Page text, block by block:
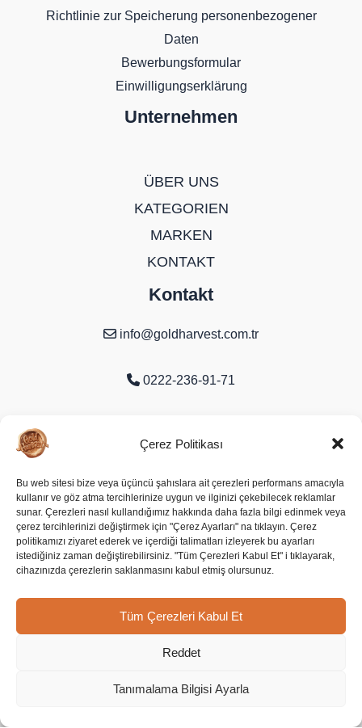
Çerez Politikası
Bu web sitesi bize veya üçüncü şahıslara ait çerezleri performans amacıyla
kullanır ve göz atma tercihlerinize uygun ve ilginizi çekebilecek reklamlar
sunar. Çerezleri nasıl kullandığımız hakkında daha fazla bilgi edinmek veya
çerez tercihlerinizi değiştirmek için "Çerez Ayarları" na tıklayın. Çerez
politikamızı ziyaret ederek ve içerdiği talimatları izleyerek bu ayarları
istediğiniz zaman değiştirebilirsiniz. "Tüm Çerezleri Kabul Et" i tıklayarak,
cihazınızda çerezlerin saklanmasını kabul etmiş olursunuz.
Tüm Çerezleri Kabul Et
Reddet
Tanımalama Bilgisi Ayarla
Richtlinie zur Speicherung personenbezogener
Daten
Bewerbungsformular
Einwilligungserklärung
Unternehmen
ÜBER UNS
KATEGORIEN
MARKEN
KONTAKT
Kontakt
info@goldharvest.com.tr
0222-236-91-71
Odunpazarı/Eskişehir
Soziale Medien